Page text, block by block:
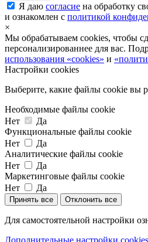
Я даю согласие на обработку
и ознакомлен с политикой
×
Мы обрабатываем cookies, чтобы
персонализированнее для вас.
использования «cookies» и
Настройки cookies
Выберите, какие файлы cookie вы
Необходимые файлы cookie
Нет
Да
Функциональные файлы cookie
Нет
Да
Аналитические файлы cookie
Нет
Да
Маркетинговые файлы cookie
Нет
Да
Принять все Отклонить все
Для самостоятельной настройки
Дополнительные настройки